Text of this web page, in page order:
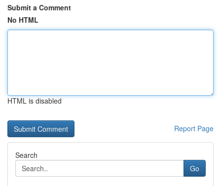
Submit a Comment
No HTML
HTML is disabled
Report Page
Search
Go